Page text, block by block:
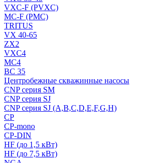
VXC-F (PVXC)
MC-F (PMC)
TRITUS
VX 40-65
ZX2
VXC4
MC4
BC 35
Центробежные скважинные насосы
CNP серия SM
CNP серия SJ
CNP серия SJ (A,B,C,D,E,F,G,H)
CP
CP-mono
CP-DIN
HF (до 1,5 кВт)
HF (до 7,5 кВт)